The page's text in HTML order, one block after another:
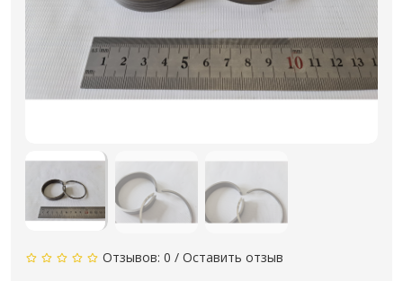
Отзывов: 0 / Оставить отзыв